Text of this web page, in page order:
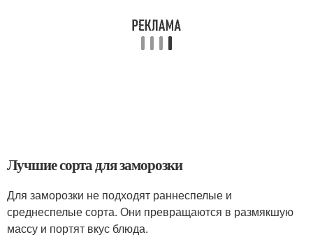
Лучшие сорта для заморозки
Для заморозки не подходят раннеспелые и
среднеспелые сорта. Они превращаются в размякшую
массу и портят вкус блюда.